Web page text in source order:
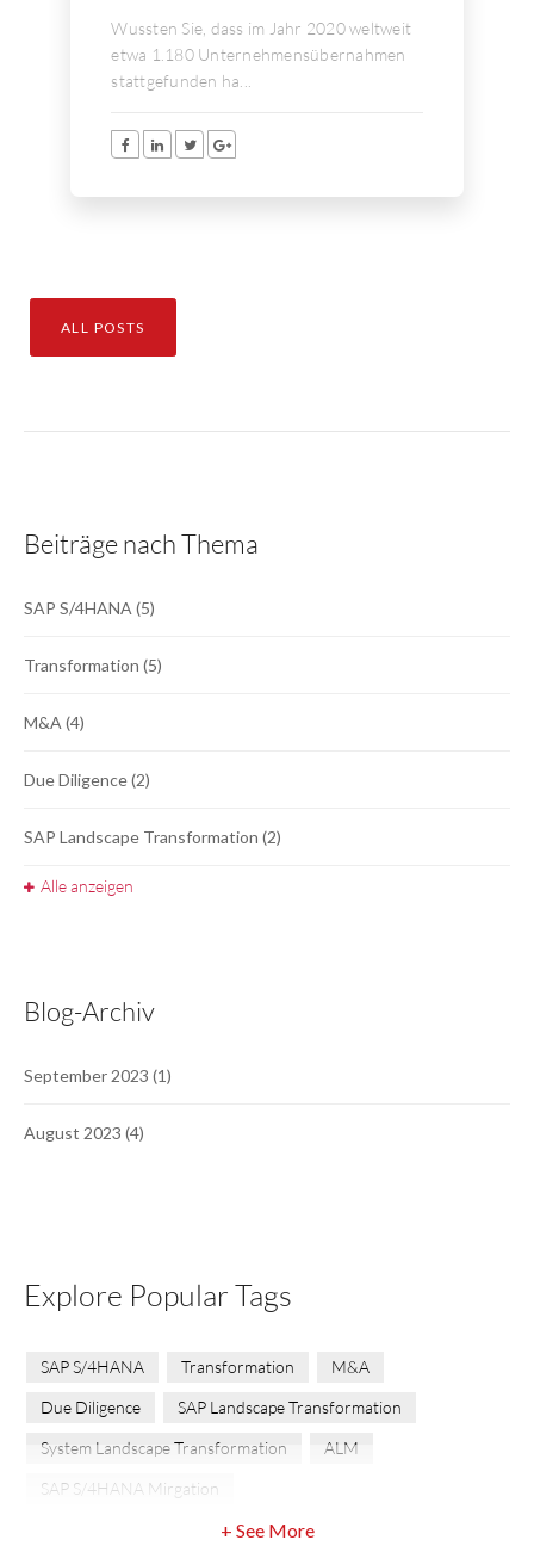
Wussten Sie, dass im Jahr 2020 weltweit
etwa 1.180 Unternehmensübernahmen
stattgefunden ha...
ALL POSTS
Beiträge nach Thema
SAP S/4HANA(5)
Transformation (5)
M&A(4)
Due Diligence(2)
SAP Landscape Transformation (2)
Alle anzeigen
Blog-Archiv
September 2023 (1)
August 2023 (4)
Explore Popular Tags
SAP S/4HANA Transformation
M&A
Due Diligence
SAP Landscape Transformation
System Landscape Transformation
ALM
SAP S/4HANA Mirgation
+ See More